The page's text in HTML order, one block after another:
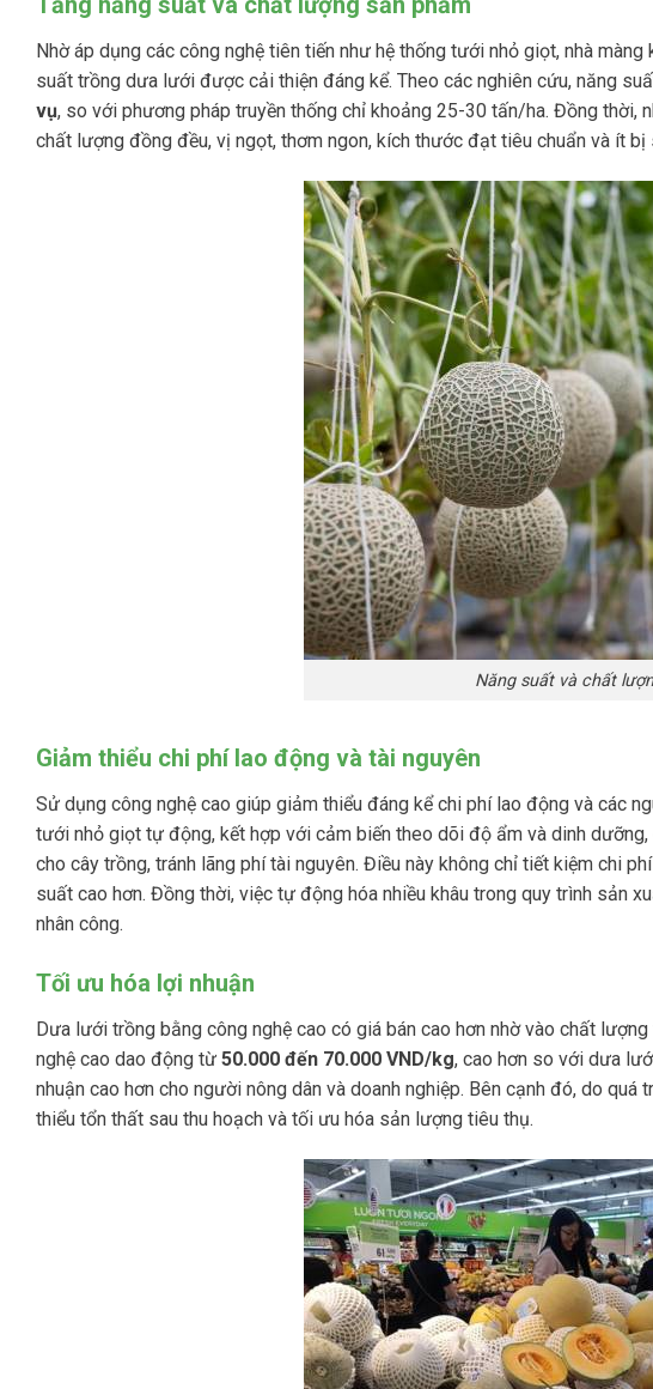
Nhờ áp dụng các công nghệ tiên tiến như hệ thống tưới nhỏ giọt, nhà
suất trồng dưa lưới được cải thiện đáng kể. Theo các nghiên cứu, năng
vụ, so với phương pháp truyền thống chỉ khoảng 25-30 tấn/ha. Đồng
chất lượng đồng đều, vị ngọt, thơm ngon, kích thước đạt tiêu chuẩn và ít
Năng suất và chất
Giảm thiểu chi phí lao động và tài nguyên
Sử dụng công nghệ cao giúp giảm thiểu đáng kể chi phí lao động và các
tưới nhỏ giọt tự động, kết hợp với cảm biến theo dõi độ ẩm và dinh
cho cây trồng, tránh lãng phí tài nguyên. Điều này không chỉ tiết kiệm chi
suất cao hơn. Đồng thời, việc tự động hóa nhiều khâu trong quy trình sản
nhân công.
Tối ưu hóa lợi nhuận
Dưa lưới trồng bằng công nghệ cao có giá bán cao hơn nhờ vào chất
nghệ cao dao động từ 50.000 đến 70.000 VND/kg, cao hơn so với dưa
nhuận cao hơn cho người nông dân và doanh nghiệp. Bên cạnh đó, do
thiểu tổn thất sau thu hoạch và tối ưu hóa sản lượng tiêu thụ.